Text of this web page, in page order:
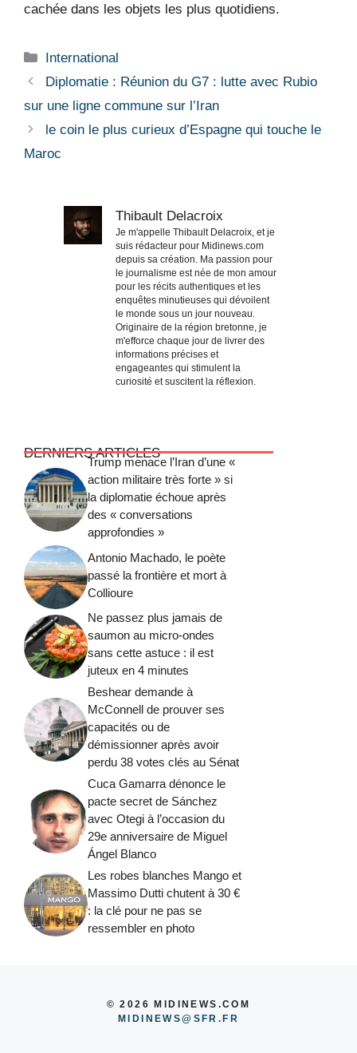
cachée dans les objets les plus quotidiens.
Catégories
International
Diplomatie : Réunion du G7 : lutte avec Rubio
sur une ligne commune sur l’Iran
le coin le plus curieux d’Espagne qui touche le
Maroc
Thibault Delacroix
Je m'appelle Thibault Delacroix, et je
suis rédacteur pour Midinews.com
depuis sa création. Ma passion pour
le journalisme est née de mon amour
pour les récits authentiques et les
enquêtes minutieuses qui dévoilent
le monde sous un jour nouveau.
Originaire de la région bretonne, je
m'efforce chaque jour de livrer des
informations précises et
engageantes qui stimulent la
curiosité et suscitent la réflexion.
DERNIERS ARTICLES
Trump menace l’Iran d’une «
action militaire très forte » si
la diplomatie échoue après
des « conversations
approfondies »
Antonio Machado, le poète
passé la frontière et mort à
Collioure
Ne passez plus jamais de
saumon au micro-ondes
sans cette astuce : il est
juteux en 4 minutes
Beshear demande à
McConnell de prouver ses
capacités ou de
démissionner après avoir
perdu 38 votes clés au Sénat
Cuca Gamarra dénonce le
pacte secret de Sánchez
avec Otegi à l’occasion du
29e anniversaire de Miguel
Ángel Blanco
Les robes blanches Mango et
Massimo Dutti chutent à 30 €
: la clé pour ne pas se
ressembler en photo
© 2026 MIDINEWS.COM
MIDINEWS@SFR.FR